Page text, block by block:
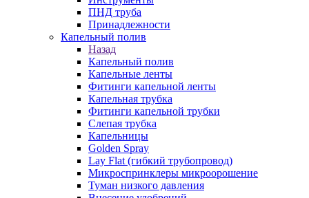
ПНД труба
Принадлежности
Капельный полив
Назад
Капельный полив
Капельные ленты
Фитинги капельной ленты
Капельная трубка
Фитинги капельной трубки
Слепая трубка
Капельницы
Golden Spray
Lay Flat (гибкий трубопровод)
Микроспринклеры микроорошение
Туман низкого давления